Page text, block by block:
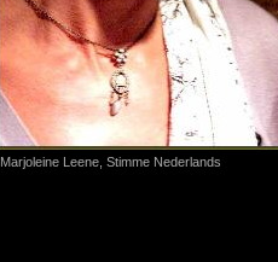
Marjoleine Leene, Stimme Nederlands